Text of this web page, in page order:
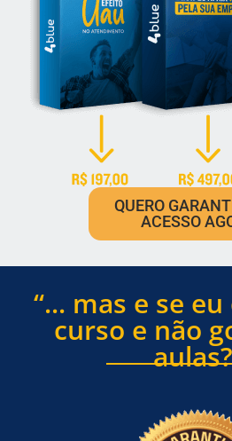
QUERO
ACESSO
“... mas e se
curso e não